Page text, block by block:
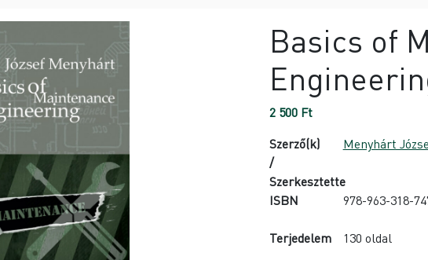
Basics of
2 500 Ft
Szerző(k)
/
Szerkesztette
Menyhárt
ISBN 978-963-318-
Terjedelem 130 oldal